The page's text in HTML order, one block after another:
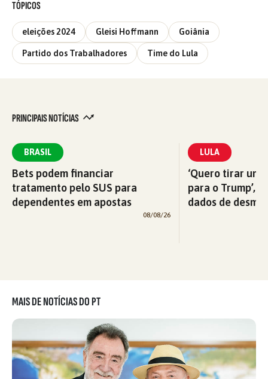
TÓPICOS
eleições 2024 Gleisi Hoffmann Goiânia
Partido dos Trabalhadores Time do Lula
PRINCIPAIS NOTÍCIAS
BRASIL
Bets podem financiar
tratamento pelo SUS para
dependentes em apostas
08/08/26
LULA
‘Quero tirar
para o Trump’,
dados de
MAIS DE NOTÍCIAS DO PT